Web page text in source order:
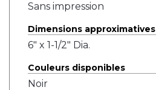
Sans impression
Dimensions approximatives
6" x 1-1/2" Dia.
Couleurs disponibles
Noir